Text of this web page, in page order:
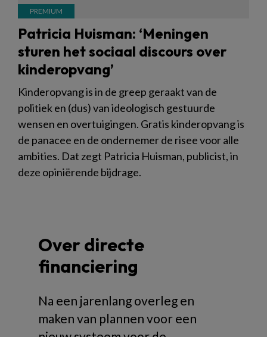
Patricia Huisman: ‘Meningen
sturen het sociaal discours over
kinderopvang’
Kinderopvang is in de greep geraakt van de
politiek en (dus) van ideologisch gestuurde
wensen en overtuigingen. Gratis kinderopvang is
de panacee en de ondernemer de risee voor alle
ambities. Dat zegt Patricia Huisman, publicist, in
deze opiniërende bijdrage.
Over directe
financiering
Na een jarenlang overleg en
maken van plannen voor een